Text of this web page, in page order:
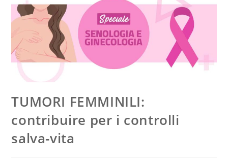
TUMORI FEMMINILI:
contribuire per i controlli
salva-vita